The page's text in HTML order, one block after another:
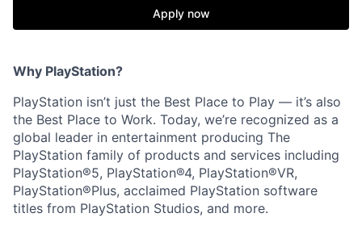
Apply now
Why PlayStation?
PlayStation isn’t just the Best Place to Play — it’s also
the Best Place to Work. Today, we’re recognized as a
global leader in entertainment producing The
PlayStation family of products and services including
PlayStation®5, PlayStation®4, PlayStation®VR,
PlayStation®Plus, acclaimed PlayStation software
titles from PlayStation Studios, and more.